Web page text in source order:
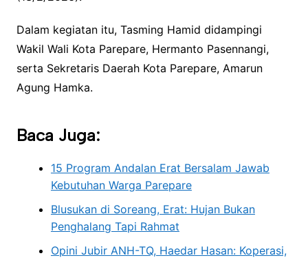
Dalam kegiatan itu, Tasming Hamid didampingi
Wakil Wali Kota Parepare, Hermanto Pasennangi,
serta Sekretaris Daerah Kota Parepare, Amarun
Agung Hamka.
Baca Juga:
15 Program Andalan Erat Bersalam Jawab
Kebutuhan Warga Parepare
Blusukan di Soreang, Erat: Hujan Bukan
Penghalang Tapi Rahmat
Opini Jubir ANH-TQ, Haedar Hasan: Koperasi,